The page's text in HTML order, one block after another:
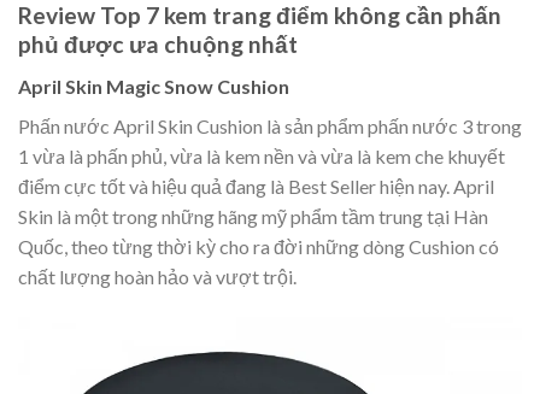
Review Top 7 kem trang điểm không cần phấn
phủ được ưa chuộng nhất
April Skin Magic Snow Cushion
Phấn nước April Skin Cushion là sản phẩm phấn nước 3 trong
1 vừa là phấn phủ, vừa là kem nền và vừa là kem che khuyết
điểm cực tốt và hiệu quả đang là Best Seller hiện nay. April
Skin là một trong những hãng mỹ phẩm tầm trung tại Hàn
Quốc, theo từng thời kỳ cho ra đời những dòng Cushion có
chất lượng hoàn hảo và vượt trội.